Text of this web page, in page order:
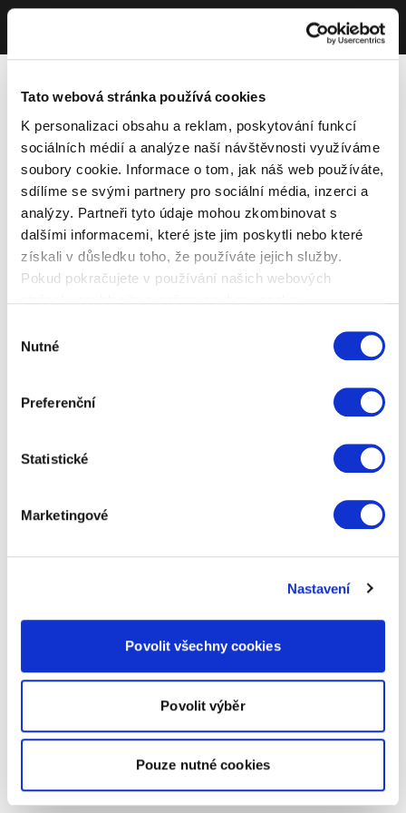
Tato webová stránka používá cookies
K personalizaci obsahu a reklam, poskytování funkcí
sociálních médií a analýze naší návštěvnosti využíváme
soubory cookie. Informace o tom, jak náš web používáte,
sdílíme se svými partnery pro sociální média, inzerci a
analýzy. Partneři tyto údaje mohou zkombinovat s
dalšími informacemi, které jste jim poskytli nebo které
získali v důsledku toho, že používáte jejich služby.
Pokud pokračujete v používání našich webových
souhlasu
Nutné
Preferenční
Statistické
Marketingové
Nastavení
Povolit všechny cookies
Povolit výběr
Pouze nutné cookies